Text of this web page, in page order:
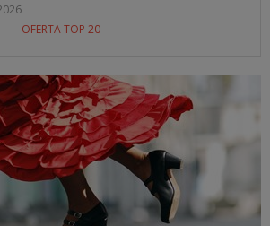
OFERTA TOP 20